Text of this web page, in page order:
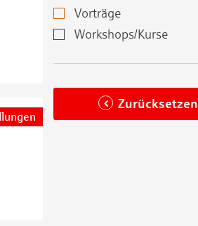
Vorträge
Workshops/Kurse
Zurücksetzen